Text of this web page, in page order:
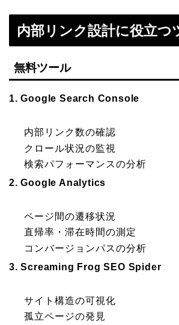
内部リンク設計に役立つ
無料ツール
1. Google Search Console
内部リンク数の確認
クロール状況の監視
検索パフォーマンスの分析
2. Google Analytics
ページ間の遷移状況
直帰率・滞在時間の測定
コンバージョンパスの分析
3. Screaming Frog SEO Spider
サイト構造の可視化
孤立ページの発見